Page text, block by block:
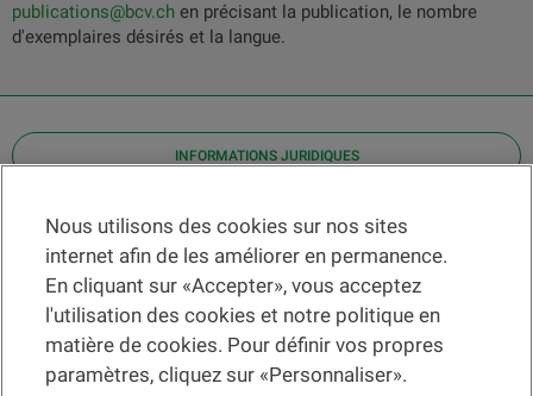
publications@bcv.ch en précisant la publication, le nombre
d'exemplaires désirés et la langue.
INFORMATIONS JURIDIQUES
Contact
Localiser une agence
Aide
Actualités
Taux de change
Nous utilisons des cookies sur nos sites
internet afin de les améliorer en permanence.
En cliquant sur «Accepter», vous acceptez
l'utilisation des cookies et notre politique en
matière de cookies. Pour définir vos propres
paramètres, cliquez sur «Personnaliser».